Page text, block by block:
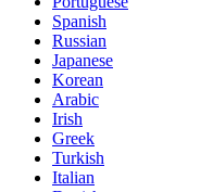
Spanish
Russian
Japanese
Korean
Arabic
Irish
Greek
Turkish
Italian